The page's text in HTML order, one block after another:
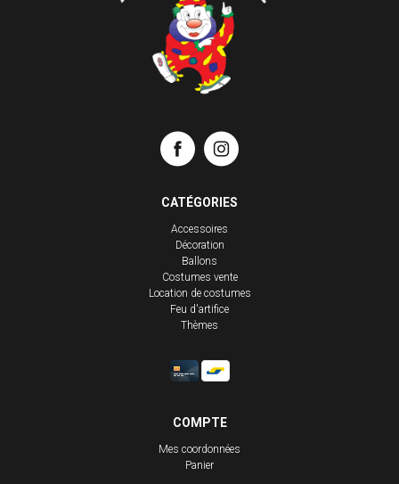
CATÉGORIES
Accessoires
Décoration
Ballons
Costumes vente
Location de costumes
Feu d'artifice
Thèmes
COMPTE
Mes coordonnées
Panier